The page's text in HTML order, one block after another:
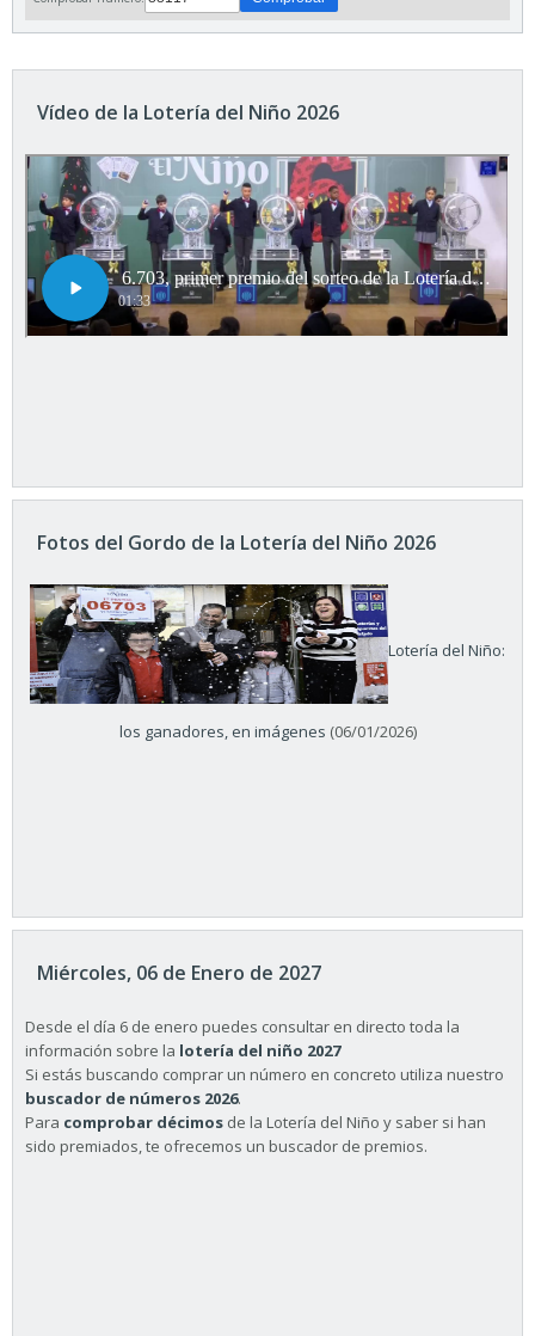
Vídeo de la Lotería del Niño 2026
Fotos del Gordo de la Lotería del Niño 2026
Lotería del Niño:
los ganadores, en imágenes (06/01/2026)
Miércoles, 06 de Enero de 2027
Desde el día 6 de enero puedes consultar en directo toda la
información sobre la lotería del niño 2027
Si estás buscando comprar un número en concreto utiliza nuestro
buscador de números 2026.
Para comprobar décimos de la Lotería del Niño y saber si han
sido premiados, te ofrecemos un buscador de premios.